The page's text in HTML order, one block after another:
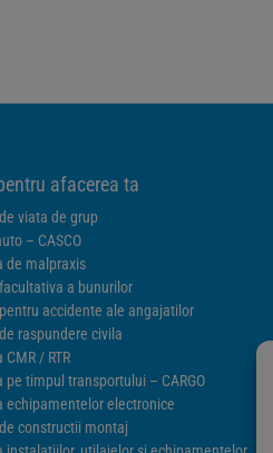
afacerea ta
viata de grup
– CASCO
de malpraxis
a bunurilor
accidente ale angajatilor
raspundere civila
/ RTR
pe timpul transportului – CARGO
echipamentelor electronice
constructii montaj